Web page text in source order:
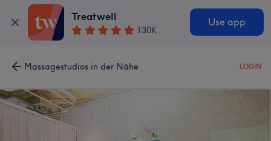
Treatwell
130K
Use app
Massagestudios in der Nähe LOGIN